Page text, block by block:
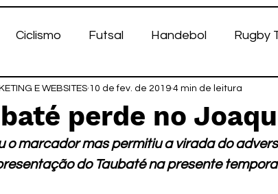
Ciclismo Futsal Handebol Rugby
Feminino Atletismo EC Taubaté
Taubaté Fut7 Rugby Fut7
perde no
E WEBSITES 10 de fev. de 2019 4 min de leitura
o marcador mas permitiu a virada do
do Taubaté na presente